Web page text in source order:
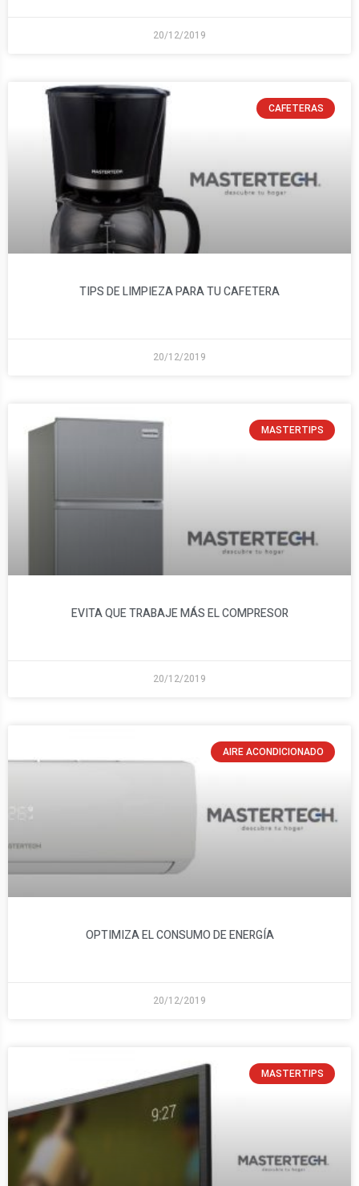
20/12/2019
CAFETERAS
TIPS DE LIMPIEZA PARA TU CAFETERA
20/12/2019
MASTERTIPS
EVITA QUE TRABAJE MÁS EL COMPRESOR
20/12/2019
AIRE ACONDICIONADO
OPTIMIZA EL CONSUMO DE ENERGÍA
20/12/2019
MASTERTIPS